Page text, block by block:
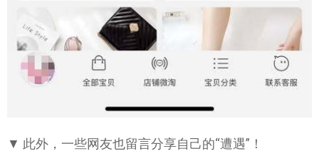
▼ 此外，一些网友也留言分享自己的“遭遇”！